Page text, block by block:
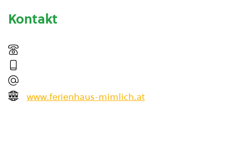
Kontakt
www.ferienhaus-mimlich.at